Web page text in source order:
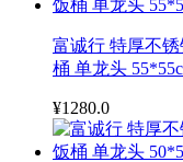
富诚行 特厚不
桶 单龙头
¥1280.0